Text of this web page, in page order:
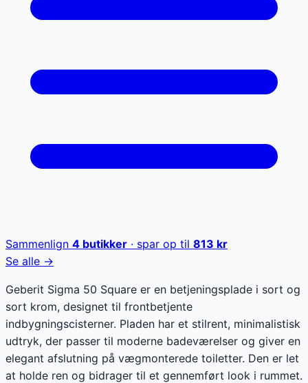
Sammenlign 4 butikker · spar op til 813 kr
Se alle →
Geberit Sigma 50 Square er en betjeningsplade i sort og
sort krom, designet til frontbetjente
indbygningscisterner. Pladen har et stilrent, minimalistisk
udtryk, der passer til moderne badeværelser og giver en
elegant afslutning på vægmonterede toiletter. Den er let
at holde ren og bidrager til et gennemført look i rummet.